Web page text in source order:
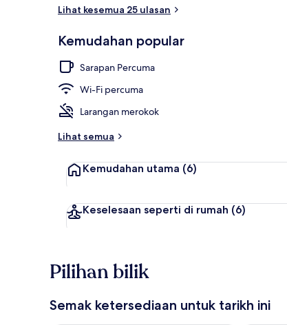
Lihat kesemua 25 ulasan
Kemudahan popular
Sarapan Percuma
Wi-Fi percuma
Larangan merokok
Lihat semua
Kemudahan utama (6)
Keselesaan seperti di rumah (6)
Pilihan bilik
Semak ketersediaan untuk tarikh ini